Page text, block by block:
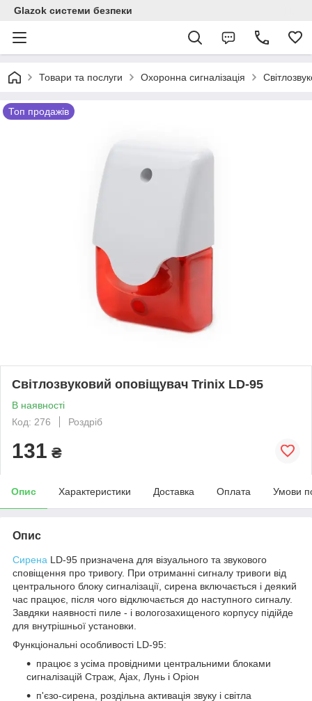
Glazok системи безпеки
Товари та послуги Охоронна сигналізація
Топ продажів
Світлозвуковий оповіщувач Trinix LD-95
В наявності
Код: 276
Роздріб
131 ₴
Опис Характеристики Доставка Оплата Умови
Опис
Сирена LD-95 призначена для візуального та звукового
сповіщення про тривогу. При отриманні сигналу тривоги від
центрального блоку сигналізації, сирена включається і деякий
час працює, після чого відключається до наступного сигналу.
Завдяки наявності пиле - і вологозахищеного корпусу підійде
для внутрішньої установки.
Функціональні особливості LD-95:
працює з усіма провідними центральними блоками
сигналізацій Страж, Ajax, Лунь і Оріон
п'єзо-сирена, роздільна активація звуку і світла